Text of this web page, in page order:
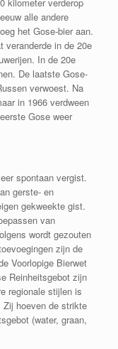
alle andere
het Gose-bier aan.
veranderde in de 20e
In de 20e
De laatste Gose-
verwoest. Na
in 1966 verdween
Gose weer
spontaan vergist.
gerste- en
gekweekte gist.
van
wordt gezouten
zijn de
Voorlopige Bierwet
Reinheitsgebot zijn
regionale stijlen is
Zij hoeven de strikte
(water, graan,